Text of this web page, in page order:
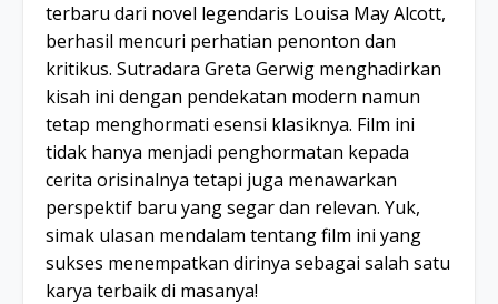
terbaru dari novel legendaris Louisa May Alcott,
berhasil mencuri perhatian penonton dan
kritikus. Sutradara Greta Gerwig menghadirkan
kisah ini dengan pendekatan modern namun
tetap menghormati esensi klasiknya. Film ini
tidak hanya menjadi penghormatan kepada
cerita orisinalnya tetapi juga menawarkan
perspektif baru yang segar dan relevan. Yuk,
simak ulasan mendalam tentang film ini yang
sukses menempatkan dirinya sebagai salah satu
karya terbaik di masanya!